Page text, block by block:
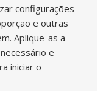
configurações
e outras
Aplique-as a
e
iniciar o